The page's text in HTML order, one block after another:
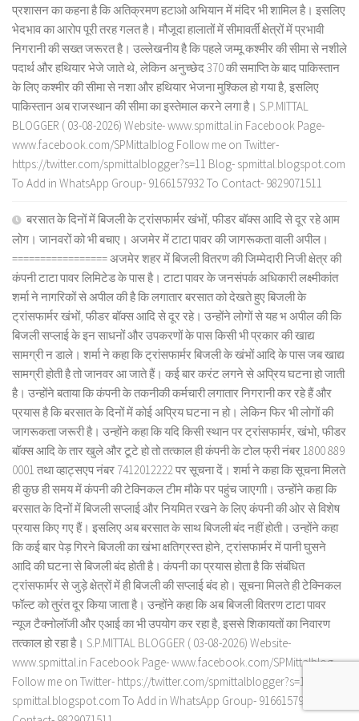
प्रशासन का कहना है कि अतिक्रमण हटाओ अभियान में मंदिर भी शामिल है। इसलिए
भेदभाव का आरोप पूरी तरह गलत है। मौजूदा हालातों में सीमावर्ती क्षेत्रों में प्रभावी
निगरानी की सख्त जरूरत है। उल्लेखनीय है कि पहले जम्मू कश्मीर की सीमा से नशीले
पदार्थ और हथियार भेजे जाते थे, लेकिन अनुच्छेद 370 की समाप्ति के बाद पाकिस्तान
के लिए कश्मीर की सीमा से नशा और हथियार भेजना मुश्किल हो गया है, इसलिए
पाकिस्तान अब राजस्थान की सीमा का इस्तेमाल करने लगा है। S.P.MITTAL
BLOGGER ( 03-08-2026) Website- www.spmittal.in Facebook Page-
www.facebook.com/SPMittalblog Follow me on Twitter-
https://twitter.com/spmittalblogger?s=11 Blog- spmittal.blogspot.com
To Add in WhatsApp Group- 9166157932 To Contact- 9829071511
बरसात के दिनों में बिजली के ट्रांसफार्मर खंभों, फीडर बॉक्स आदि से दूर रहे आम
लोग। जानवरों को भी बचाए। अजमेर में टाटा पावर की जागरूकता वाली अपील।
================= अजमेर शहर में बिजली वितरण की जिम्मेदारी निजी क्षेत्र की
कंपनी टाटा पावर लिमिटेड के पास है। टाटा पावर के जनसंपर्क अधिकारी लक्ष्मीकांत
शर्मा ने नागरिकों से अपील की है कि लगातार बरसात को देखते हुए बिजली के
ट्रांसफार्मर खंभों, फीडर बॉक्स आदि से दूर रहे। उन्होंने लोगों से यह भ अपील की कि
बिजली सप्लाई के इन साधनों और उपकरणों के पास किसी भी प्रकार की खाद्य
सामग्री न डाले। शर्मा ने कहा कि ट्रांसफार्मर बिजली के खंभों आदि के पास जब खाद्य
सामग्री होती है तो जानवर आ जाते हैं। कई बार करंट लगने से अप्रिय घटना हो जाती
है। उन्होंने बताया कि कंपनी के तकनीकी कर्मचारी लगातार निगरानी कर रहे हैं और
प्रयास है कि बरसात के दिनों में कोई अप्रिय घटना न हो। लेकिन फिर भी लोगों की
जागरूकता जरूरी है। उन्होंने कहा कि यदि किसी स्थान पर ट्रांसफार्मर, खंभो, फीडर
बॉक्स आदि के तार खुले और टूटे हो तो तत्काल ही कंपनी के टोल फ्री नंबर 1800 889
0001 तथा व्हाट्सएप नंबर 7412012222 पर सूचना दें। शर्मा ने कहा कि सूचना मिलते
ही कुछ ही समय में कंपनी की टेक्निकल टीम मौके पर पहुंच जाएगाी। उन्होंने कहा कि
बरसात के दिनों में बिजली सप्लाई और नियमित रखने के लिए कंपनी की ओर से विशेष
प्रयास किए गए हैं। इसलिए अब बरसात के साथ बिजली बंद नहीं होती। उन्होंने कहा
कि कई बार पेड़ गिरने बिजली का खंभा क्षतिग्रस्त होने, ट्रांसफार्मर में पानी घुसने
आदि की घटना से बिजली बंद होती है। कंपनी का प्रयास होता है कि संबंधित
ट्रांसफार्मर से जुड़े क्षेत्रों में ही बिजली की सप्लाई बंद हो। सूचना मिलते ही टेक्निकल
फॉल्ट को तुरंत दूर किया जाता है। उन्होंने कहा कि अब बिजली वितरण टाटा पावर
न्यूज टैक्नोलॉजी और एआई का भी उपयोग कर रहा है, इससे शिकायतों का निवारण
तत्काल हो रहा है। S.P.MITTAL BLOGGER ( 03-08-2026) Website-
www.spmittal.in Facebook Page- www.facebook.com/SPMittalblog
Follow me on Twitter- https://twitter.com/spmittalblogger?s=11 Blog-
spmittal.blogspot.com To Add in WhatsApp Group- 9166157932 To